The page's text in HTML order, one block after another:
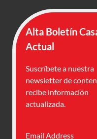
Alta Boletín
Actual
Suscríbete a nuestra
newsletter de
recibe información
actualizada.
Email Address